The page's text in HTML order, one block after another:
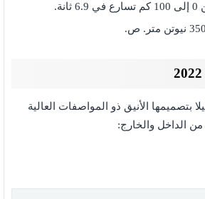
بتصميمها الأنيق ذو المواصفات العالية
الداخل والخارج: